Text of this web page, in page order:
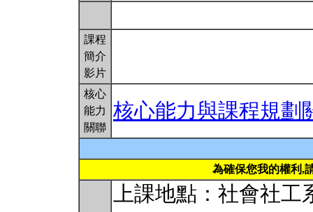
課程
簡介
影片
核心
能力
關聯
核心能力與課程規劃
為確保您我的權利,
上課地點：社會社工